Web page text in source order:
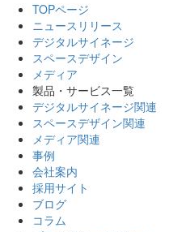
TOPページ
ニュースリリース
デジタルサイネージ
スペースデザイン
メディア
製品・サービス一覧
デジタルサイネージ関連
スペースデザイン関連
メディア関連
事例
会社案内
採用サイト
ブログ
コラム